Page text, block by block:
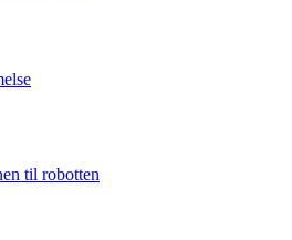
til robotten